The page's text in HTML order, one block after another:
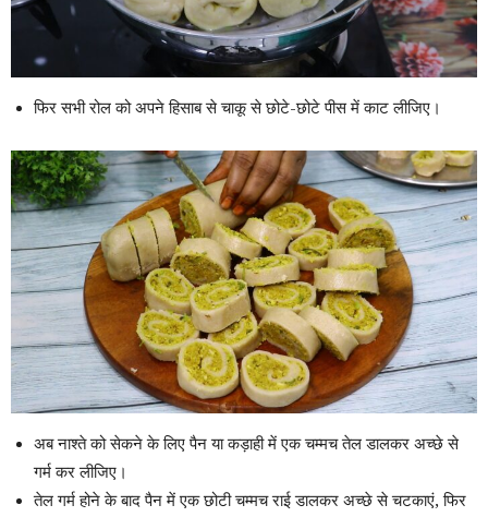
फिर सभी रोल को अपने हिसाब से चाकू से छोटे-छोटे पीस में काट लीजिए।
अब नाश्ते को सेकने के लिए पैन या कड़ाही में एक चम्मच तेल डालकर अच्छे से
गर्म कर लीजिए।
तेल गर्म होने के बाद पैन में एक छोटी चम्मच राई डालकर अच्छे से चटकाएं, फिर